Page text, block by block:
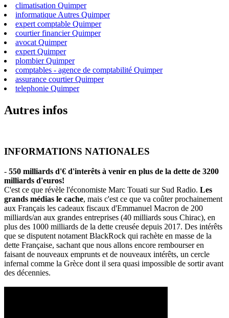
climatisation Quimper
informatique Autres Quimper
expert comptable Quimper
courtier financier Quimper
avocat Quimper
expert Quimper
plombier Quimper
comptables - agence de comptabilité Quimper
assurance courtier Quimper
telephonie Quimper
Autres infos
INFORMATIONS NATIONALES
- 550 milliards d'€ d'interêts à venir en plus de la dette de 3200
milliards d'euros!
C'est ce que révèle l'économiste Marc Touati sur Sud Radio. Les
grands médias le cache, mais c'est ce que va coûter prochainement
aux Français les cadeaux fiscaux d'Emmanuel Macron de 200
milliards/an aux grandes entreprises (40 milliards sous Chirac), en
plus des 1000 milliards de la dette creusée depuis 2017. Des intérêts
que se disputent notament BlackRock qui rachète en masse de la
dette Française, sachant que nous allons encore rembourser en
faisant de nouveaux emprunts et de nouveaux intérêts, un cercle
infernal comme la Grèce dont il sera quasi impossible de sortir avant
des décennies.